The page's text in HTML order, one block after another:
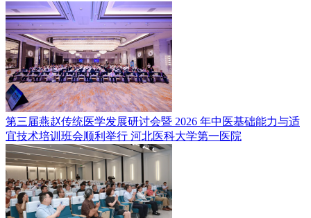
第三届燕赵传统医学发展研讨会暨 2026 年中医基础能力与适
宜技术培训班会顺利举行 河北医科大学第一医院